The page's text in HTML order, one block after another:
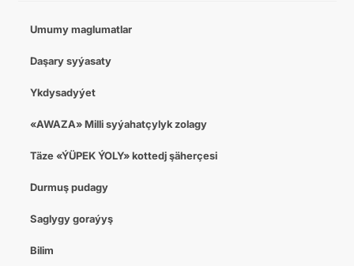
Umumy maglumatlar
Daşary syýasaty
Ykdysadyýet
«AWAZA» Milli syýahatçylyk zolagy
Täze «ÝÜPEK ÝOLY» kottedj şäherçesi
Durmuş pudagy
Saglygy goraýyş
Bilim